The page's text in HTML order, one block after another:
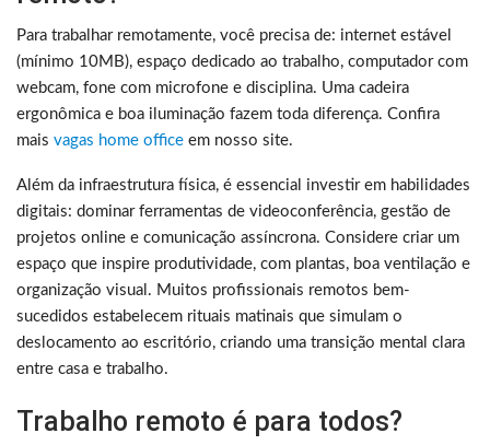
Para trabalhar remotamente, você precisa de: internet estável
(mínimo 10MB), espaço dedicado ao trabalho, computador com
webcam, fone com microfone e disciplina. Uma cadeira
ergonômica e boa iluminação fazem toda diferença. Confira
mais vagas home office em nosso site.
Além da infraestrutura física, é essencial investir em habilidades
digitais: dominar ferramentas de videoconferência, gestão de
projetos online e comunicação assíncrona. Considere criar um
espaço que inspire produtividade, com plantas, boa ventilação e
organização visual. Muitos profissionais remotos bem-
sucedidos estabelecem rituais matinais que simulam o
deslocamento ao escritório, criando uma transição mental clara
entre casa e trabalho.
Trabalho remoto é para todos?